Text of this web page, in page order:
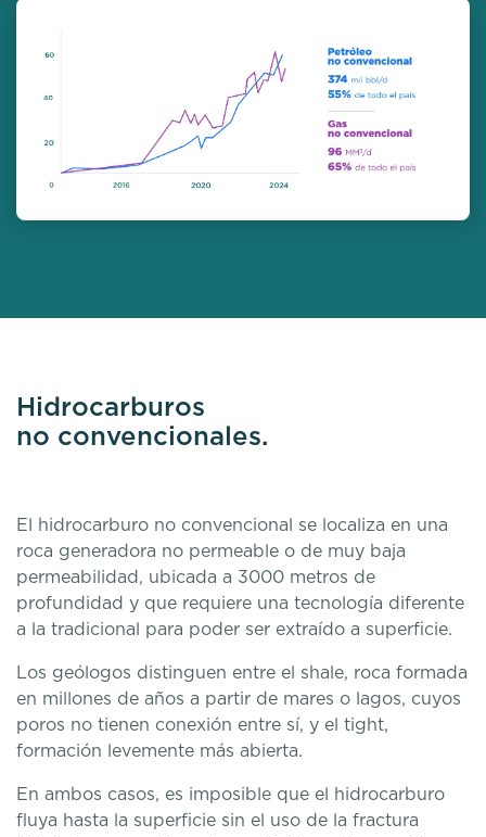
Hidrocarburos
no convencionales.
El hidrocarburo no convencional se localiza en una
roca generadora no permeable o de muy baja
permeabilidad, ubicada a 3000 metros de
profundidad y que requiere una tecnología diferente
a la tradicional para poder ser extraído a superficie.
Los geólogos distinguen entre el shale, roca formada
en millones de años a partir de mares o lagos, cuyos
poros no tienen conexión entre sí, y el tight,
formación levemente más abierta.
En ambos casos, es imposible que el hidrocarburo
fluya hasta la superficie sin el uso de la fractura